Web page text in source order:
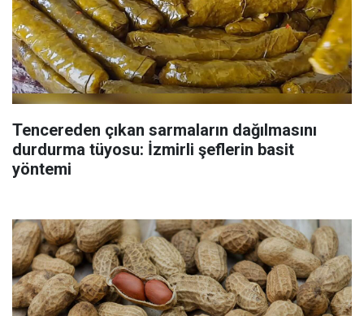
Tencereden çıkan sarmaların dağılmasını
durdurma tüyosu: İzmirli şeflerin basit
yöntemi